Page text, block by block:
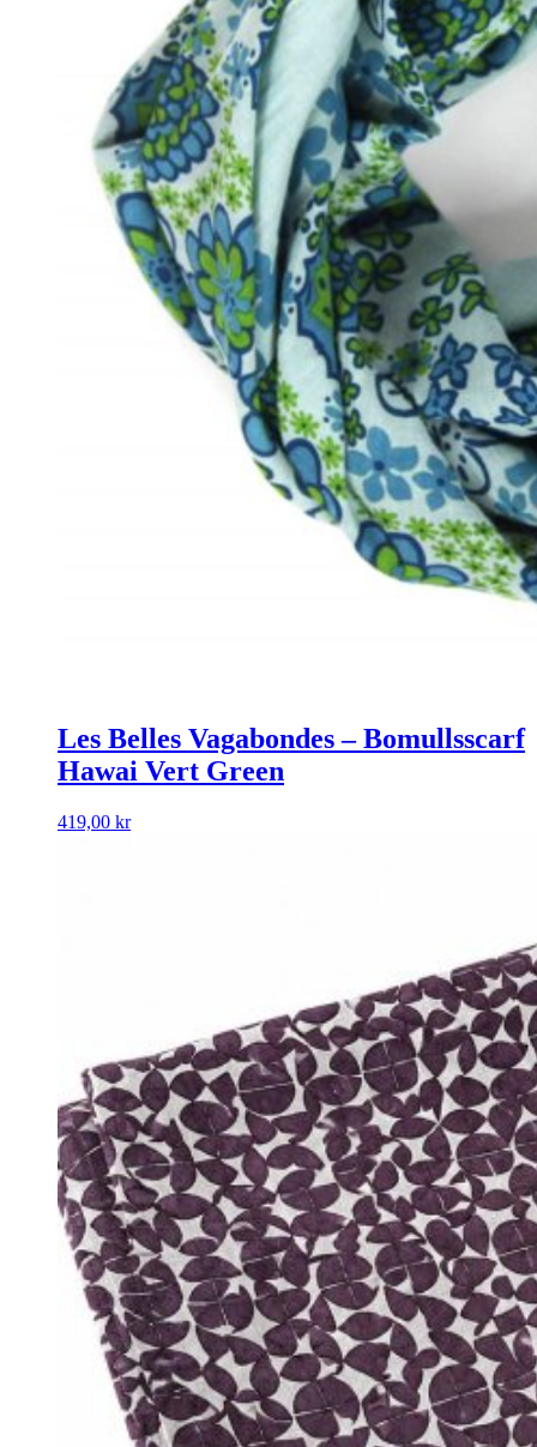
Les Belles Vagabondes – Bomullsscarf
Hawai Vert Green
419,00 kr